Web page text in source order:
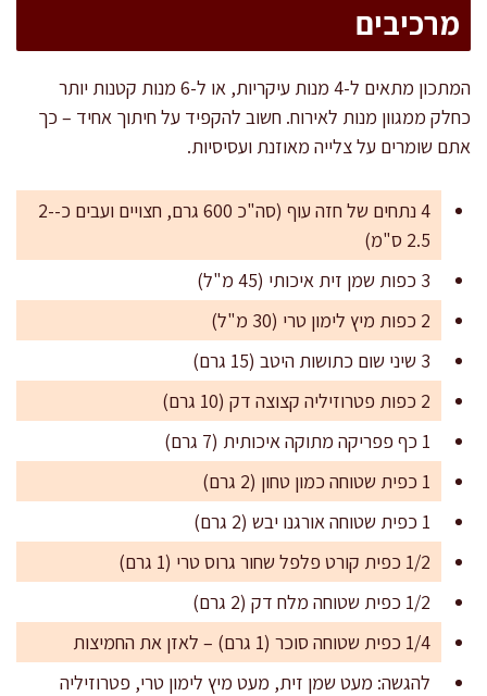
מרכיבים
המתכון מתאים ל-4 מנות עיקריות, או ל-6 מנות קטנות יותר
כחלק ממגוון מנות לאירוח. חשוב להקפיד על חיתוך אחיד – כך
אתם שומרים על צלייה מאוזנת ועסיסיות.
4 נתחים של חזה עוף (סה"כ 600 גרם, חצויים ועבים כ-2-
2.5 ס"מ)
3 כפות שמן זית איכותי (45 מ"ל)
2 כפות מיץ לימון טרי (30 מ"ל)
3 שיני שום כתושות היטב (15 גרם)
2 כפות פטרוזיליה קצוצה דק (10 גרם)
1 כף פפריקה מתוקה איכותית (7 גרם)
1 כפית שטוחה כמון טחון (2 גרם)
1 כפית שטוחה אורגנו יבש (2 גרם)
1/2 כפית קורט פלפל שחור גרוס טרי (1 גרם)
1/2 כפית שטוחה מלח דק (2 גרם)
1/4 כפית שטוחה סוכר (1 גרם) – לאזן את החמיצות
להגשה: מעט שמן זית, מעט מיץ לימון טרי, פטרוזיליה